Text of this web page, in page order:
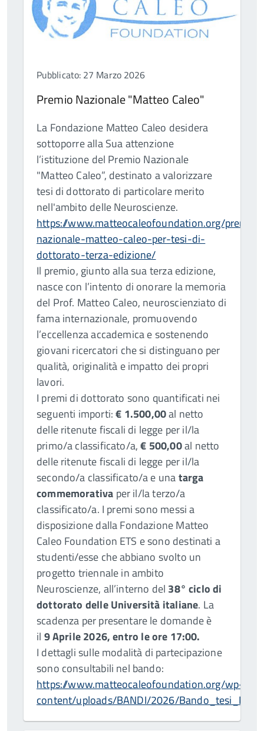
Pubblicato: 27 Marzo 2026
Premio Nazionale "Matteo Caleo"
La Fondazione Matteo Caleo desidera
sottoporre alla Sua attenzione
l’istituzione del Premio Nazionale
"Matteo Caleo”, destinato a valorizzare
tesi di dottorato di particolare merito
nell'ambito delle Neuroscienze.
https://www.matteocaleofoundation.org/premio-
nazionale-matteo-caleo-per-tesi-di-
dottorato-terza-edizione/
Il premio, giunto alla sua terza edizione,
nasce con l’intento di onorare la memoria
del Prof. Matteo Caleo, neuroscienziato di
fama internazionale, promuovendo
l’eccellenza accademica e sostenendo
giovani ricercatori che si distinguano per
qualità, originalità e impatto dei propri
lavori.
I premi di dottorato sono quantificati nei
seguenti importi:€ 1.500,00al netto
delle ritenute fiscali di legge per il/la
primo/a classificato/a,€ 500,00al netto
delle ritenute fiscali di legge per il/la
secondo/a classificato/a e unatarga
commemorativa per il/la terzo/a
classificato/a. I premi sono messi a
disposizione dalla Fondazione Matteo
Caleo Foundation ETS e sono destinati a
studenti/esse che abbiano svolto un
progetto triennale in ambito
Neuroscienze, all’interno del 38° ciclo di
dottorato delle Università italiane. La
scadenza per presentare le domande è
il 9 Aprile 2026, entro le ore 17:00.
I dettagli sulle modalità di partecipazione
sono consultabili nel bando:
https://www.matteocaleofoundation.org/wp-
content/uploads/BANDI/2026/